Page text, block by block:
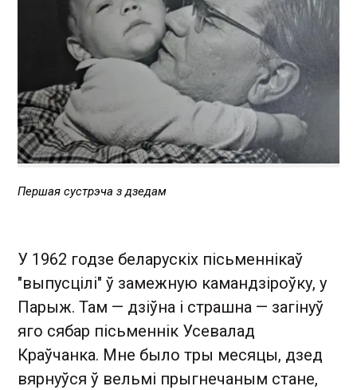
Першая сустрэча з дзедам
У 1962 годзе беларускіх пісьменнікаў
"выпусцілі" ў замежную камандзіроўку, у
Парыж. Там — дзіўна і страшна — загінуў
яго сябар пісьменнік Усевалад
Краўчанка. Мне было тры месяцы, дзед
вярнуўся ў вельмі прыгнечаным стане,